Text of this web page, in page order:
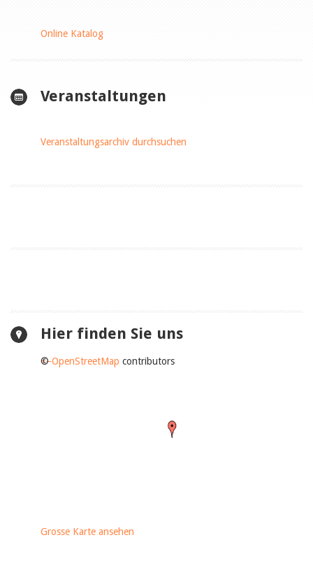
Online Katalog
Veranstaltungen
Veranstaltungsarchiv durchsuchen
Hier finden Sie uns
+−
©OpenStreetMap contributors
Grosse Karte ansehen